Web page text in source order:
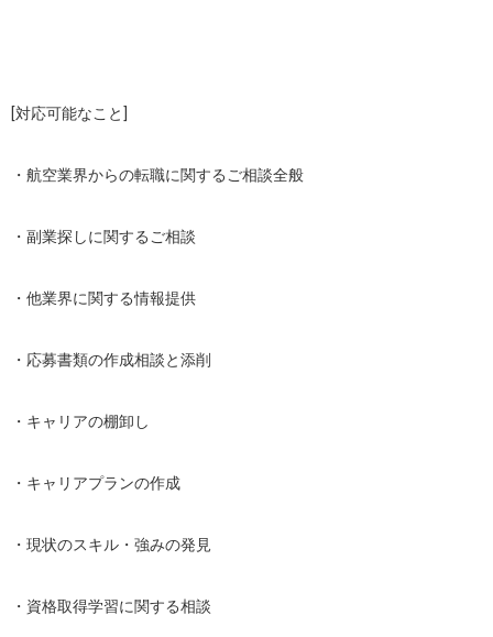
[対応可能なこと]
・航空業界からの転職に関するご相談全般
・副業探しに関するご相談
・他業界に関する情報提供
・応募書類の作成相談と添削
・キャリアの棚卸し
・キャリアプランの作成
・現状のスキル・強みの発見
・資格取得学習に関する相談